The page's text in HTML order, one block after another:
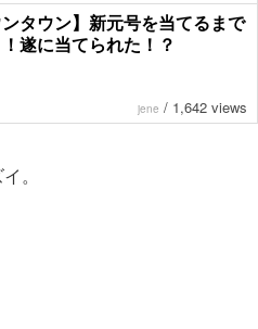
ンタウン】新元号を当てるまで
遂に当てられた！？
jene / 1,642 views
。